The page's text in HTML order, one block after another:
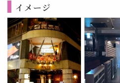
イメージ